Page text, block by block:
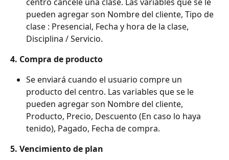
pueden agregar son Nombre del cliente, Tipo de
clase : Presencial, Fecha y hora de la clase,
Disciplina / Servicio.
4. Compra de producto
Se enviará cuando el usuario compre un
producto del centro. Las variables que se le
pueden agregar son Nombre del cliente,
Producto, Precio, Descuento (En caso lo haya
tenido), Pagado, Fecha de compra.
5. Vencimiento de plan